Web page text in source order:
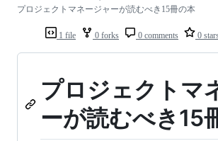
1 file 0 forks 0 comments 0
プロジェクトマネージャーが読むべき15冊の本
プロジェクトマ
ーが読むべき15